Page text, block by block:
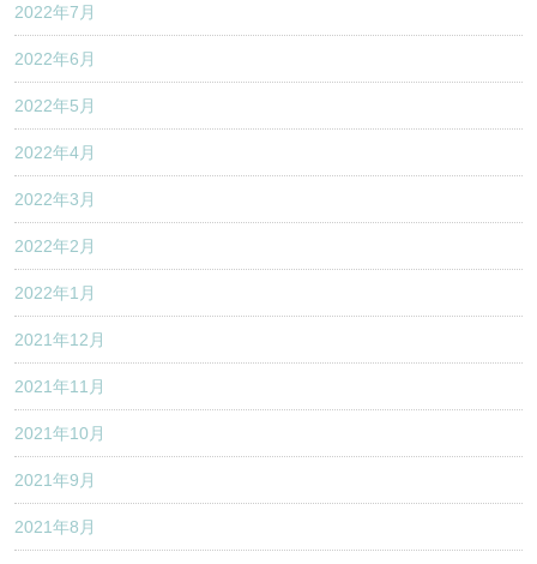
2022年7月
2022年6月
2022年5月
2022年4月
2022年3月
2022年2月
2022年1月
2021年12月
2021年11月
2021年10月
2021年9月
2021年8月